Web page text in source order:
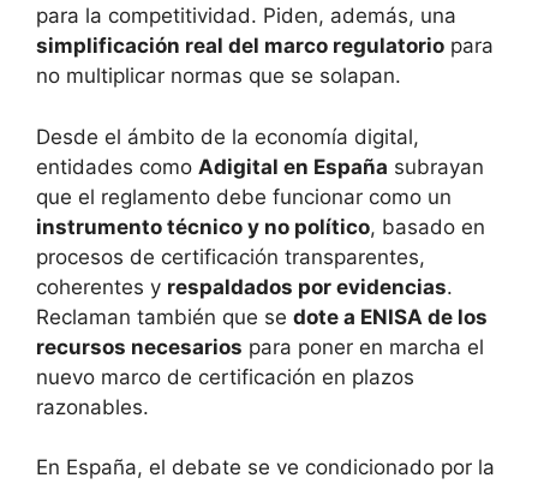
para la competitividad. Piden, además, una
simplificación real del marco regulatorio para
no multiplicar normas que se solapan.
Desde el ámbito de la economía digital,
entidades como Adigital en España subrayan
que el reglamento debe funcionar como un
instrumento técnico y no político, basado en
procesos de certificación transparentes,
coherentes y respaldados por evidencias.
Reclaman también que se dote a ENISA de los
recursos necesarios para poner en marcha el
nuevo marco de certificación en plazos
razonables.
En España, el debate se ve condicionado por la